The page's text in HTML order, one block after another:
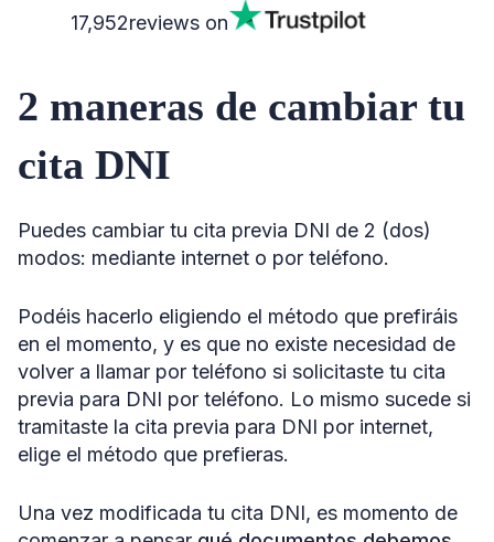
17,952reviews on
2 maneras de cambiar tu
cita DNI
Puedes cambiar tu cita previa DNI de 2 (dos)
modos: mediante internet o por teléfono.
Podéis hacerlo eligiendo el método que prefiráis
en el momento, y es que no existe necesidad de
volver a llamar por teléfono si solicitaste tu cita
previa para DNI por teléfono. Lo mismo sucede si
tramitaste la cita previa para DNI por internet,
elige el método que prefieras.
Una vez modificada tu cita DNI, es momento de